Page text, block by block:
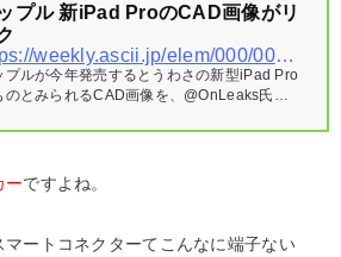
プル 新iPad ProのCAD画像がリ
https://weekly.ascii.jp/elem/000/000/417/417801/
プルが今年発売するとうわさの新型iPad Pro
のとみられるCAD画像を、@OnLeaks氏が
ーですよね。
ートコネクターてこんなに端子ない